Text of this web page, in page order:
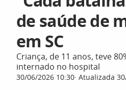
de saúde de
em SC
Criança, de 11 anos, teve
internado no hospital
30/06/2026 10:30 Atualizada